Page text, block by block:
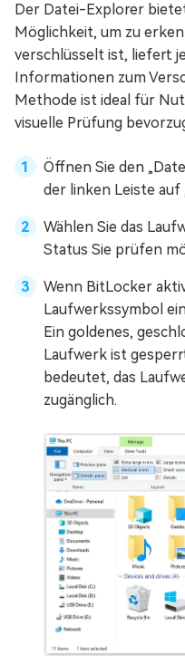
Der Datei-Explorer
Möglichkeit, um zu
verschlüsselt ist, liefert
Informationen zum
Methode ist ideal für
visuelle Prüfung
Öffnen Sie den
der linken Leiste auf
Wählen Sie das
Status Sie prüfen
Wenn BitLocker
Laufwerkssymbol
Ein goldenes,
Laufwerk ist
bedeutet, das
zugänglich.